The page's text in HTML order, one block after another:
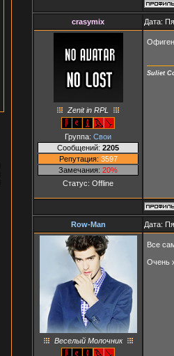
crasymix Дата:
Zenit in RPL
Группа: Свои
Сообщений: 2205
Репутация: 3597
Замечания: 20%
Статус: Offline
Suliet
Row-Man Дата:
Веселый Молочник
Все
Очень